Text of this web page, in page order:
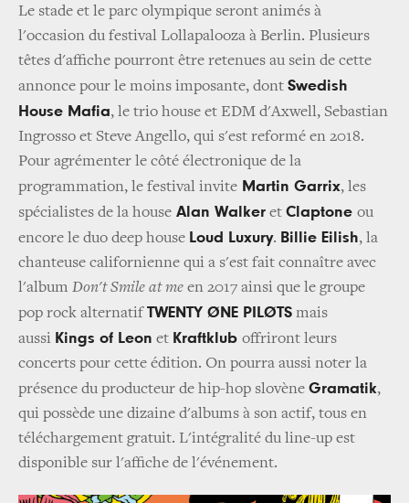
Le stade et le parc olympique seront animés à
l'occasion du festival Lollapalooza à Berlin. Plusieurs
têtes d'affiche pourront être retenues au sein de cette
annonce pour le moins imposante, dont Swedish
House Mafia, le trio house et EDM d'Axwell, Sebastian
Ingrosso et Steve Angello, qui s'est reformé en 2018.
Pour agrémenter le côté électronique de la
programmation, le festival invite Martin Garrix, les
spécialistes de la house Alan Walker et Claptone ou
encore le duo deep house Loud Luxury. Billie Eilish, la
chanteuse californienne qui a s'est fait connaître avec
l'album Don't Smile at me en 2017 ainsi que le groupe
pop rock alternatifTWENTY ØNE PILØTS mais
aussi Kings of Leon et Kraftklub offriront leurs
concerts pour cette édition. On pourra aussi noter la
présence du producteur de hip-hop slovène Gramatik,
qui possède une dizaine d'albums à son actif, tous en
téléchargement gratuit. L'intégralité du line-up est
disponible sur l'affiche de l'événement.